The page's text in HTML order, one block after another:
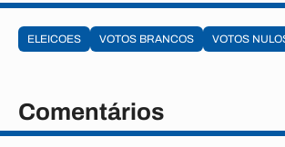
ELEICOES VOTOS BRANCOS VOTOS
Comentários